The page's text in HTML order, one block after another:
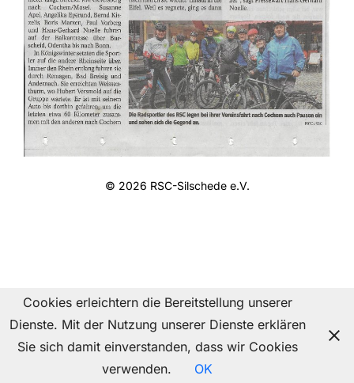
© 2026 RSC-Silschede e.V.
Cookies erleichtern die Bereitstellung unserer
Dienste. Mit der Nutzung unserer Dienste erklären
Sie sich damit einverstanden, dass wir Cookies
verwenden.
OK